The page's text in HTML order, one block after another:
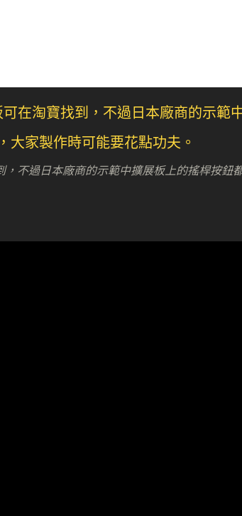
不過日本廠商的示範中擴展板上的搖桿按鈕